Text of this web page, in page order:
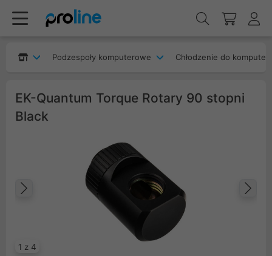
Podzespoły komputerowe Chłodzenie do
EK-Quantum Torque Rotary 90 stopni
Black
1 z 4
Poprzedni